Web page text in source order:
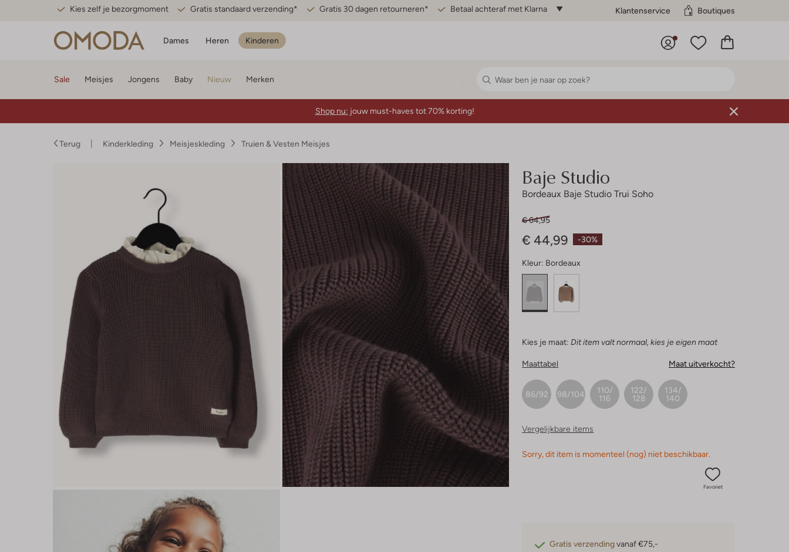
Kies zelf je bezorgmoment Gratis standaard verzending* Gratis 30 dagen retourneren* Betaal achteraf met Klarna Klantenservice Boutiques
Dames Heren Kinderen
Sale Meisjes Jongens Baby Nieuw Merken
Shop nu: jouw must-haves tot 70% korting!
Terug Kinderkleding Meisjeskleding Truien & Vesten Meisjes
Baje Studio
Bordeaux Baje Studio Trui Soho
-30%
€ 64,95
€ 44,99
Kleur: Bordeaux
Kies je maat: Dit item valt normaal, kies je eigen maat
Maattabel Maat uitverkocht?
86/92 98/104
110/
116
122/
128
134/
140
Vergelijkbare items
Sorry, dit item is momenteel (nog) niet beschikbaar.
Favoriet
Gratis verzendingvanaf €75,-